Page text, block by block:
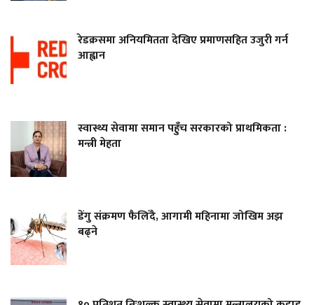
रेडक्रसमा अनियमितता देखिए प्रमाणसहित उजुरी गर्न
आह्वान
स्वास्थ्य सेवामा समान पहुँच सरकारको प्राथमिकता :
मन्त्री मेहता
डेंगु संक्रमण फैलिँदै, आगामी महिनामा जोखिम अझ
बढ्ने